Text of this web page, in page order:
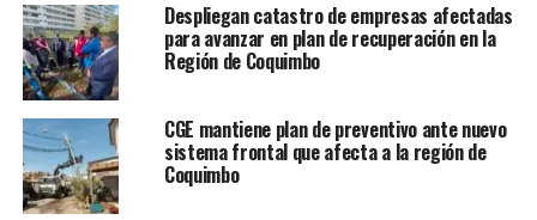
Despliegan catastro de empresas afectadas
para avanzar en plan de recuperación en la
Región de Coquimbo
CGE mantiene plan de preventivo ante nuevo
sistema frontal que afecta a la región de
Coquimbo